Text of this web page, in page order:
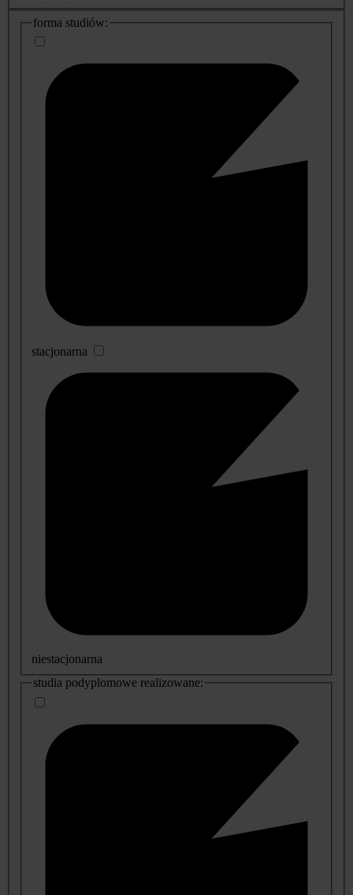
dodatkowe
informacje
forma studiów:
stacjonarna
niestacjonarna
studia podyplomowe realizowane: